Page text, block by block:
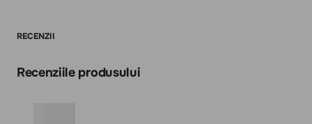
RECENZII
Recenziile produsului